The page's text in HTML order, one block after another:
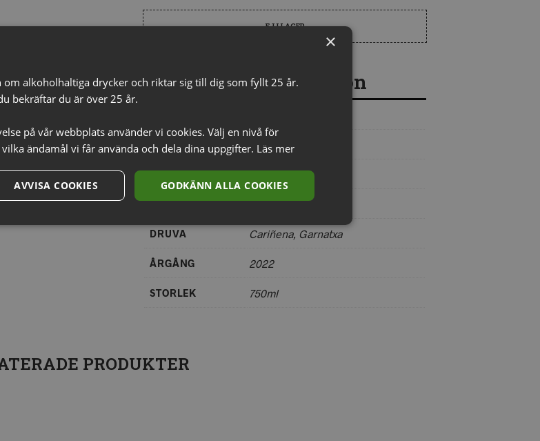
EJ I LAGER
Ytterligare information
REGION Katalonien
DISTRIKT Priorat
PRODUCENT Franck Massard
DRUVA Cariñena, Garnatxa
ÅRGÅNG 2022
STORLEK 750ml
PRODUKTER
×
alkoholhaltiga drycker och riktar sig till dig som fyllt 25 år.
bekräftar du är över 25 år.
på vår webbplats använder vi cookies. Välj en nivå för
ändamål vi får använda och dela dina uppgifter. Läs mer
GODKÄNN ALLA COOKIES
AVVISA COOKIES